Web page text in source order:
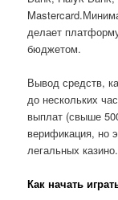
делает
бюджетом.
Вывод средств,
до нескольких
выплат (свыше
верификация, но
легальных казино.
Как начать